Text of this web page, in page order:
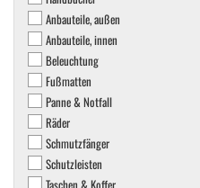
Anbauteile, außen
Anbauteile, innen
Beleuchtung
Fußmatten
Panne & Notfall
Räder
Schmutzfänger
Schutzleisten
Taschen & Koffer